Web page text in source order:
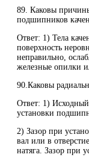
89. Каковы
подшипников
Ответ: 1) Тела
поверхность
неправильно,
железные опилки
90.Каковы
Ответ: 1) Исходный
установки
2) Зазор при
вал или в
натяга. Зазор при